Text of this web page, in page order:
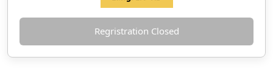
Regristration Closed